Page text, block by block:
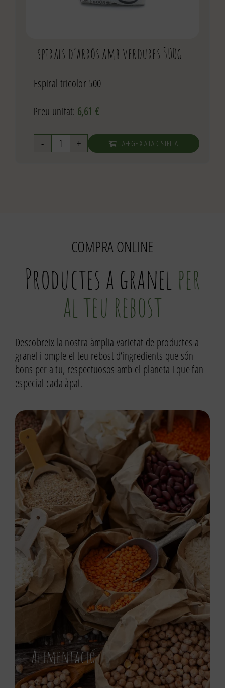
Espirals d’arròs amb verdures 500g
Espiral tricolor 500
Preu unitat: 6,61 €
quantitat
AFEGEIX A LA CISTELLA
COMPRA ONLINE
Productes a granel per
al teu rebost
Descobreix la nostra àmplia varietat de productes a
granel i omple el teu rebost d’ingredients que són
bons per a tu, respectuosos amb el planeta i que fan
especial cada àpat.
Alimentació